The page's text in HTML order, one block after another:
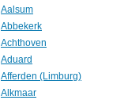
Aalsum
Abbekerk
Achthoven
Aduard
Afferden (Limburg)
Alkmaar